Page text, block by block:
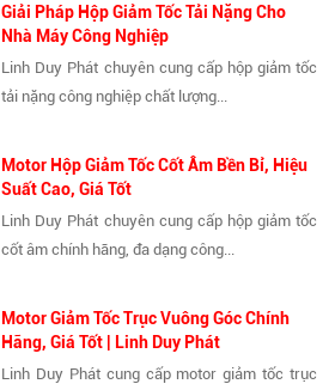
Giải Pháp Hộp Giảm Tốc Tải Nặng Cho
Nhà Máy Công Nghiệp
Linh Duy Phát chuyên cung cấp hộp giảm tốc
tải nặng công nghiệp chất lượng...
Motor Hộp Giảm Tốc Cốt Âm Bền Bỉ, Hiệu
Suất Cao, Giá Tốt
Linh Duy Phát chuyên cung cấp hộp giảm tốc
cốt âm chính hãng, đa dạng công...
Motor Giảm Tốc Trục Vuông Góc Chính
Hãng, Giá Tốt | Linh Duy Phát
Linh Duy Phát cung cấp motor giảm tốc trục